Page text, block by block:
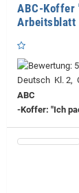
ABC-Koffer
Arbeitsblatt
Deutsch Kl. 2,
ABC
-Koffer: "Ich